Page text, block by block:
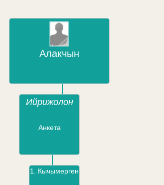
Алакчын
Ийрижолон
Анкета
1. Кычымерген